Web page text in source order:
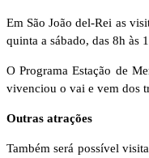
Em São João del-Rei as
quinta a sábado, das 8h às
O Programa Estação de
vivenciou o vai e vem dos
Outras atrações
Também será possível